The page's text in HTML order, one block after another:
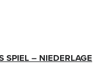
SPIEL – NIEDERLAGE